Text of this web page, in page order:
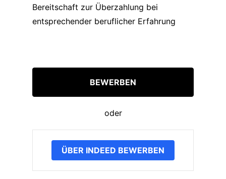
Bereitschaft zur Überzahlung bei
entsprechender beruflicher Erfahrung
BEWERBEN
oder
ÜBER INDEED BEWERBEN